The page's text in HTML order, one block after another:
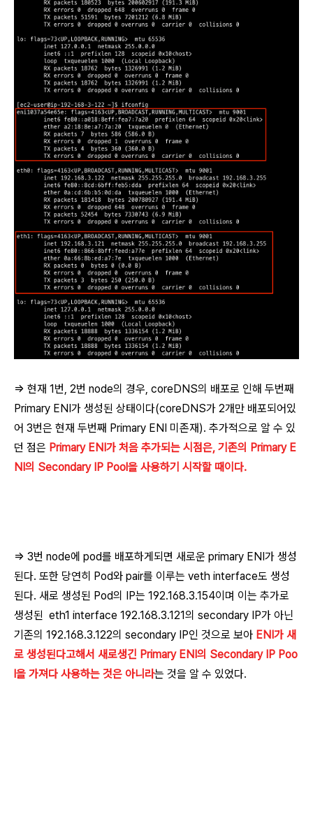
=> 현재 1번, 2번 node의 경우, coreDNS의 배포로 인해 두번째
Primary ENI가 생성된 상태이다(coreDNS가 2개만 배포되어있
어 3번은 현재 두번째 Primary ENI 미존재). 추가적으로 알 수 있
던 점은 Primary ENI가 처음 추가되는 시점은, 기존의 Primary E
NI의 Secondary IP Pool을 사용하기 시작할 때이다.
=> 3번 node에 pod를 배포하게되면 새로운 primary ENI가 생성
된다. 또한 당연히 Pod와 pair를 이루는 veth interface도 생성
된다. 새로 생성된 Pod의 IP는 192.168.3.154이며 이는 추가로
생성된 eth1 interface 192.168.3.121의 secondary IP가 아닌
기존의 192.168.3.122의 secondary IP인 것으로 보아 ENI가 새
로 생성된다고해서 새로생긴 Primary ENI의 Secondary IP Poo
l을 가져다 사용하는 것은 아니라는 것을 알 수 있었다.